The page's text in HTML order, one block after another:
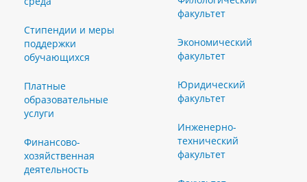
Стипендии и меры
поддержки
обучающихся
Платные
образовательные
услуги
Финансово-
хозяйственная
деятельность
факультет
Экономический
факультет
Юридический
факультет
Инженерно-
технический
факультет